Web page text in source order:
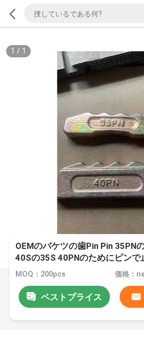
1 / 1
OEMのバケツの歯Pin Pin 35PN
40Sの35S 40PNのためにピンで
MOQ：200pcs 価格：
ベストプライス